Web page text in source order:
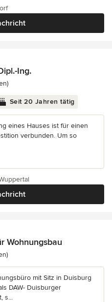
Ing.
von 5 Sternen
Seit 20 Jahren tätig
eines Hauses ist für einen
verbunden. Um so
Wohnungsbau
von 5 Sternen
mit Sitz in Duisburg
DAW- Duisburger
s...